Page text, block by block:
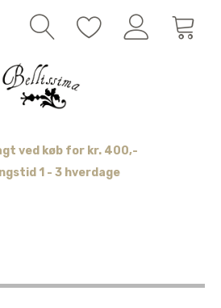
ved køb for kr. 400,-
1 - 3 hverdage